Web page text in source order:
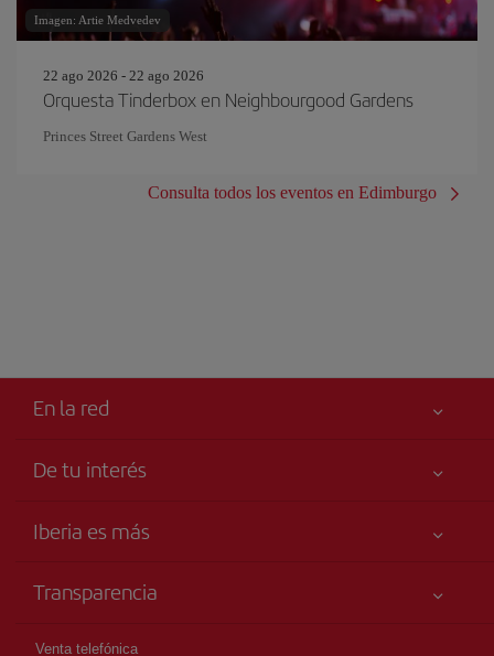
Imagen: Artie Medvedev
22 ago 2026 - 22 ago 2026
Orquesta Tinderbox en Neighbourgood Gardens
Princes Street Gardens West
Consulta todos los eventos en Edimburgo
En la red
De tu interés
Accesibilidad
Mapa del sitio
Iberia es más
Grupo Iberia
Accionistas e Inversores
Transparencia
Venta telefónica